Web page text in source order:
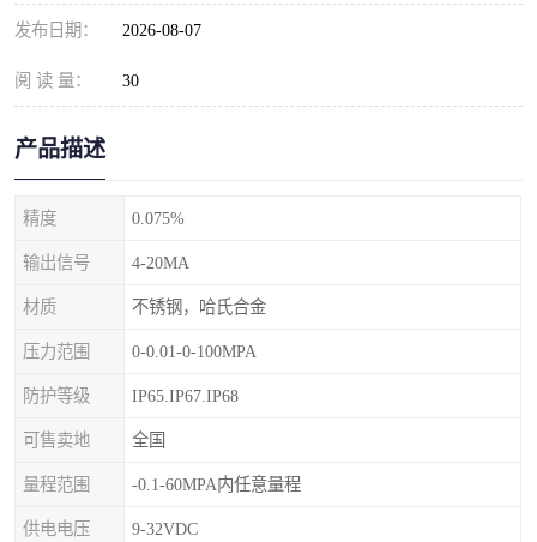
发布日期： 2026-08-07
阅 读 量： 30
产品描述
精度 0.075%
输出信号 4-20MA
材质 不锈钢，哈氏合金
压力范围 0-0.01-0-100MPA
防护等级 IP65.IP67.IP68
可售卖地 全国
量程范围 -0.1-60MPA内任意量程
供电电压 9-32VDC